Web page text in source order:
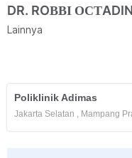
DR. ROВВІ
Lainnya
Poliklinik Adimas
Jakarta Selatan , Mampang